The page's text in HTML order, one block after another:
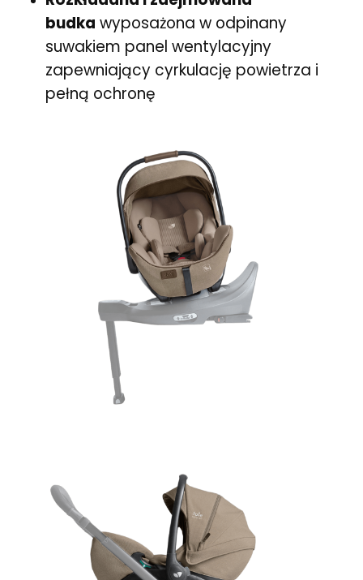
budka wyposażona w odpinany
suwakiem panel wentylacyjny
zapewniający cyrkulację powietrza i
pełną ochronę